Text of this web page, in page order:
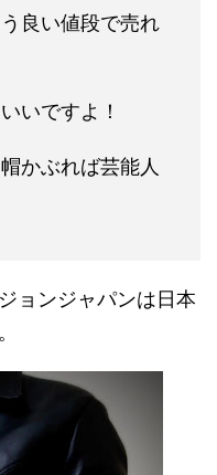
良い値段で売れ
いですよ！
かぶれば芸能人
ョンジャパンは日本